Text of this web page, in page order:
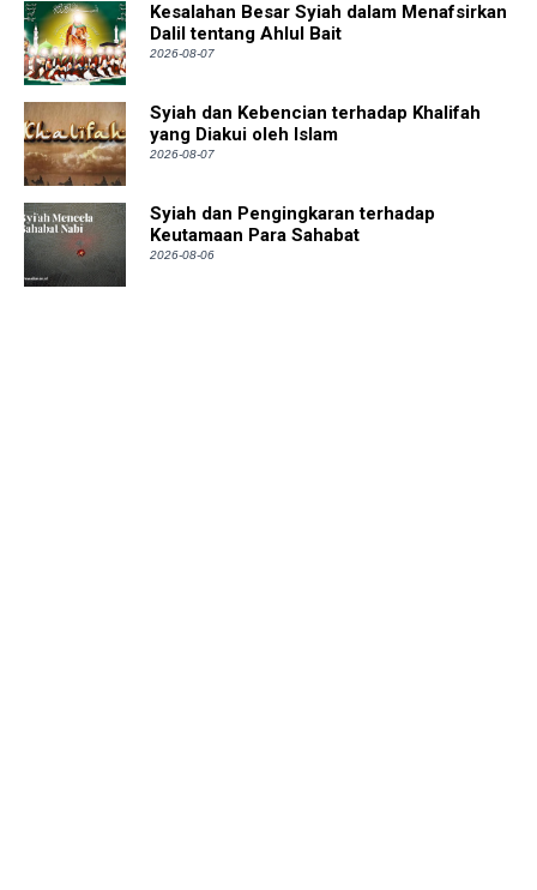
Kesalahan Besar Syiah dalam Menafsirkan
Dalil tentang Ahlul Bait
2026-08-07
Syiah dan Kebencian terhadap Khalifah
yang Diakui oleh Islam
2026-08-07
Syiah dan Pengingkaran terhadap
Keutamaan Para Sahabat
2026-08-06